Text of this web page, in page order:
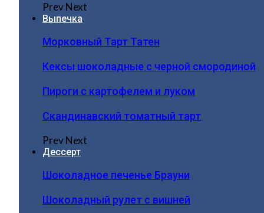
PrevNext
Выпечка
Морковный Тарт Татен
Кексы шоколадные с черной смородиной
Пироги c картофелем и луком
Скандинавский томатный тарт
PrevNext
Дессерт
Шоколадное печенье Брауни
Шоколадный рулет с вишней